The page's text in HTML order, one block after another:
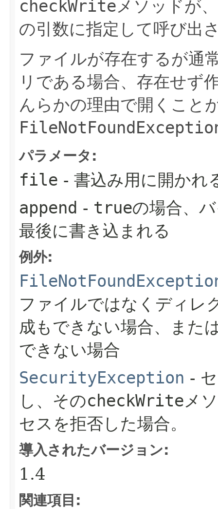
checkWriteメソッドが、
の引数に指定して呼び出
ファイルが存在するが通
リである場合、存在せず
んらかの理由で開くこと
パラメータ:
file - 書込み用に開かれ
append - trueの場合、
最後に書き込まれる
例外:
ファイルではなくディレ
成もできない場合、また
できない場合
SecurityException -
し、そのcheckWriteメ
セスを拒否した場合。
導入されたバージョン:
1.4
関連項目: